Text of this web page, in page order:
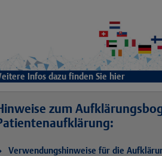
Infos dazu finden Sie hier
zum
Verwendungshinweise für die